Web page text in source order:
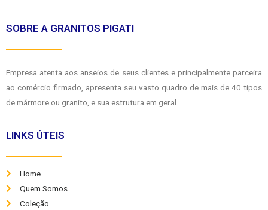
SOBRE A GRANITOS PIGATI
Empresa atenta aos anseios de seus clientes e principalmente parceira
ao comércio firmado, apresenta seu vasto quadro de mais de 40 tipos
de mármore ou granito, e sua estrutura em geral.
LINKS ÚTEIS
Home
Quem Somos
Coleção